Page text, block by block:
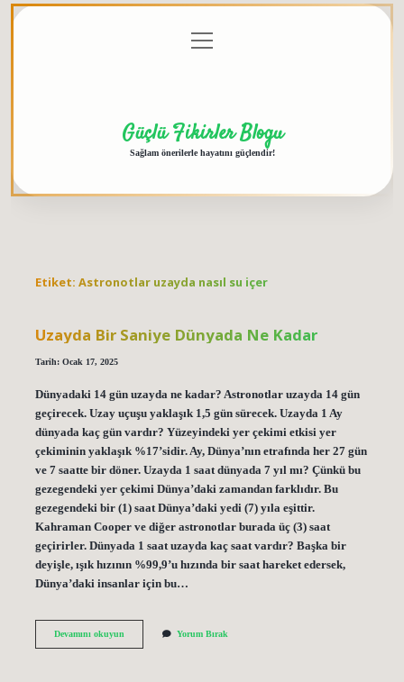
menüyü
aç
Güçlü Fikirler Blogu
Sağlam önerilerle hayatını güçlendir!
Etiket: Astronotlar uzayda nasıl su içer
Uzayda Bir Saniye Dünyada Ne Kadar
Tarih: Ocak 17, 2025
Dünyadaki 14 gün uzayda ne kadar? Astronotlar uzayda 14 gün
geçirecek. Uzay uçuşu yaklaşık 1,5 gün sürecek. Uzayda 1 Ay
dünyada kaç gün vardır? Yüzeyindeki yer çekimi etkisi yer
çekiminin yaklaşık %17’sidir. Ay, Dünya’nın etrafında her 27 gün
ve 7 saatte bir döner. Uzayda 1 saat dünyada 7 yıl mı? Çünkü bu
gezegendeki yer çekimi Dünya’daki zamandan farklıdır. Bu
gezegendeki bir (1) saat Dünya’daki yedi (7) yıla eşittir.
Kahraman Cooper ve diğer astronotlar burada üç (3) saat
geçirirler. Dünyada 1 saat uzayda kaç saat vardır? Başka bir
deyişle, ışık hızının %99,9’u hızında bir saat hareket edersek,
Dünya’daki insanlar için bu…
Devamını okuyunUzayda
Yorum Bırak